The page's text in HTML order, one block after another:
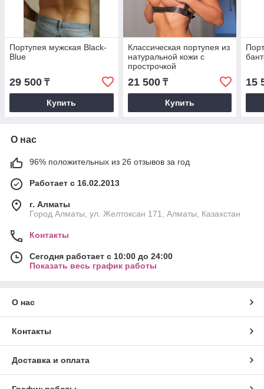
Портупея мужская Black-
Blue
29 500 ₸
Купить
Классическая портупея из
натуральной кожи с
прострочкой
21 500₸
Купить
15
О нас
96% положительных из 26 отзывов за год
Работает с 16.02.2013
г. Алматы
Город Алматы, ул. Желтоксан 171, Алматы, Казахстан
Контакты
Сегодня работает с 10:00 до 24:00
Показать весь график работы
О нас
Контакты
Доставка и оплата